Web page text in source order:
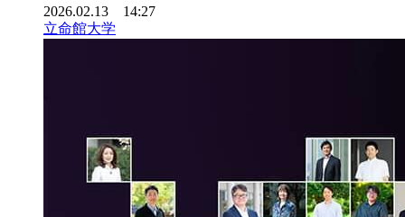
2026.02.13 14:27
立命館大学